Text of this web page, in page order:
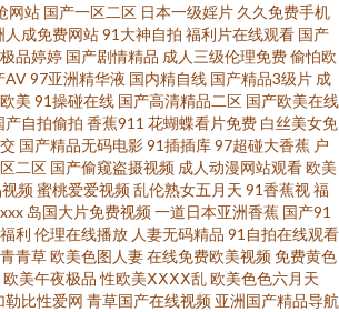
成人永久 超碰日日夜夜 91观看在线视频 三级网站
线 豆花传媒91 91福利院 日本浮力影院 狠狠干2025
与兽 国内精品第五页 91影院在线 婷婷午夜剧场 日
操视频 日韩精品色综欧美 激情另类综合av wwwh片
久久草超碰 操碰公开视频 足交网址 日韩特黄 黄页av
无码 麻豆国产一二三区 成人av福利院 91黄色爆菊 日
网站 国产一区二区 日本一级婬片 久久免费手机
人成免费网站91大神自拍 福利片在线观看 国产
品婷婷 国产剧情精品 成人三级伦理免费偷怕欧
AV97亚洲精华液 国内精自线 国产精品3级片 成
美 91操碰在线 国产高清精品二区 国产欧美在线
产自拍偷拍 香蕉911 花蝴蝶看片免费 白丝美女免
国产精品无码电影91插插库97超碰大香蕉 户
二区 国产偷窥盗摄视频 成人动漫网站观看欧美
频蜜桃爱爱视频乱伦熟女五月天 91香蕉视福
岛国大片免费视频一道日本亚洲香蕉 国产91
利 伦理在线播放 人妻无码精品 91自拍在线观看
青草欧美色图人妻在线免费欧美视频免费黄色
欧美午夜极品 性欧美ⅩⅩⅩⅩ乱欧美色色六月天
勒比性爱网 青草国产在线视频 亚洲国产精品导航